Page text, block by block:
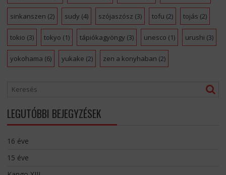
sinkanszen (2) sudy (4) szójaszósz (3) tofu (2) tojás (2)
tokio (3) tokyo (1) tápiókagyöngy (3) unesco (1) urushi (3)
yokohama (6) yukake (2) zen a konyhaban (2)
LEGUTÓBBI BEJEGYZÉSEK
16 éve
15 éve